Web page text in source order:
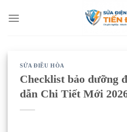
qua
SỬA ĐIỀU HÒA
Checklist bảo dưỡng
dẫn Chi Tiết Mới